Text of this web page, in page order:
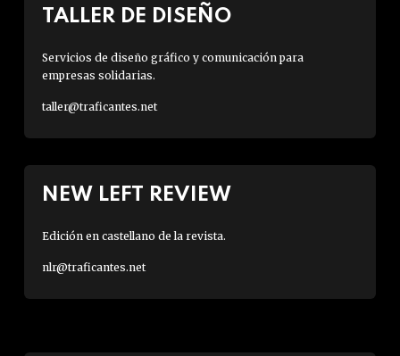
TALLER DE DISEÑO
Servicios de diseño gráfico y comunicación para
empresas solidarias.
taller@traficantes.net
NEW LEFT REVIEW
Edición en castellano de la revista.
nlr@traficantes.net